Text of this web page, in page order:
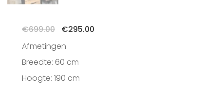
€699.00
Oorspronkelijke
was:
€699.00.
€295.00
Afmetingen
Breedte: 60 cm
Hoogte: 190 cm